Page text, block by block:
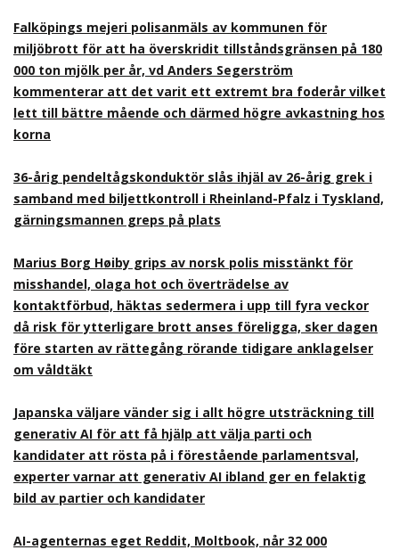
Falköpings mejeri polisanmäls av kommunen för
miljöbrott för att ha överskridit tillståndsgränsen på 180
000 ton mjölk per år, vd Anders Segerström
kommenterar att det varit ett extremt bra foderår vilket
lett till bättre mående och därmed högre avkastning hos
korna
36-årig pendeltågskonduktör slås ihjäl av 26-årig grek i
samband med biljettkontroll i Rheinland-Pfalz i Tyskland,
gärningsmannen greps på plats
Marius Borg Høiby grips av norsk polis misstänkt för
misshandel, olaga hot och överträdelse av
kontaktförbud, häktas sedermera i upp till fyra veckor
då risk för ytterligare brott anses föreligga, sker dagen
före starten av rättegång rörande tidigare anklagelser
om våldtäkt
Japanska väljare vänder sig i allt högre utsträckning till
generativ AI för att få hjälp att välja parti och
kandidater att rösta på i förestående parlamentsval,
experter varnar att generativ AI ibland ger en felaktig
bild av partier och kandidater
AI-agenternas eget Reddit, Moltbook, når 32 000